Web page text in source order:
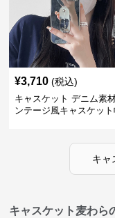
¥3,710 (税込)
キャスケット デニム素
ンテージ風キャスケッ
キャ
キャスケット麦わら